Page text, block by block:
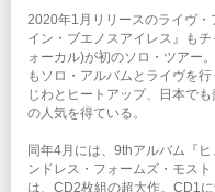
企画・制作：クリエイティブマ
協力： Ward Records
2020年1月リリースのライヴ・
イン・ブエノスアイレス』も
ォーカル)が初のソロ・ツアー
もソロ・アルバムとライヴを
じわとヒートアップ、日本で
の人気を得ている。
同年4月には、9thアルバム『
ンドレス・フォームズ・モス
は、CD2枚組の超大作。CD1